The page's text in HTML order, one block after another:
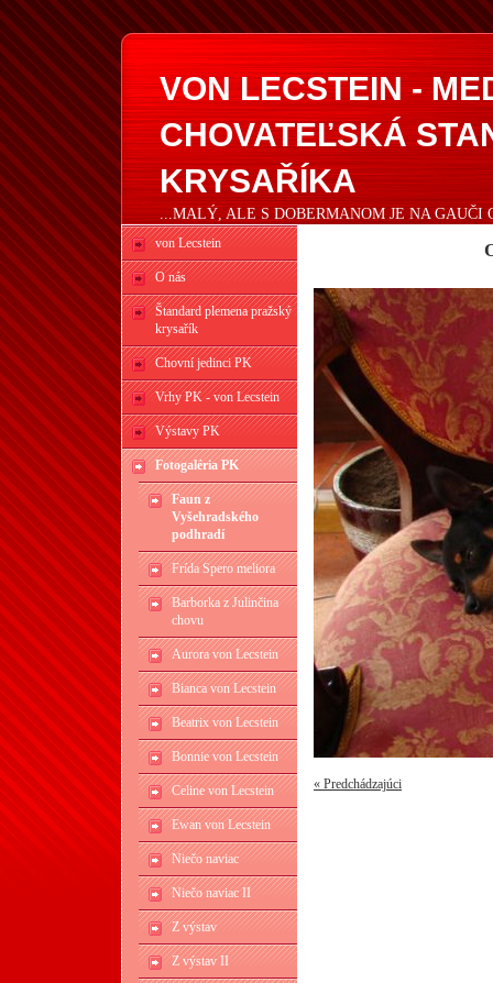
VON LECSTEIN -
CHOVATEĽSKÁ
KRYSAŘÍKA
...MALÝ, ALE S DOBERMANOM JE NA GAUČI
von Lecstein
O nás
Štandard plemena pražský
krysařík
Chovní jedinci PK
Vrhy PK - von Lecstein
Výstavy PK
Fotogaléria PK
Faun z
Vyšehradského
podhradí
Frída Spero meliora
Barborka z Julinčina
chovu
Aurora von Lecstein
Bianca von Lecstein
Beatrix von Lecstein
Bonnie von Lecstein
Celine von Lecstein
Ewan von Lecstein
Niečo naviac
Niečo naviac II
Z výstav
Z výstav II
« Predchádzajúci